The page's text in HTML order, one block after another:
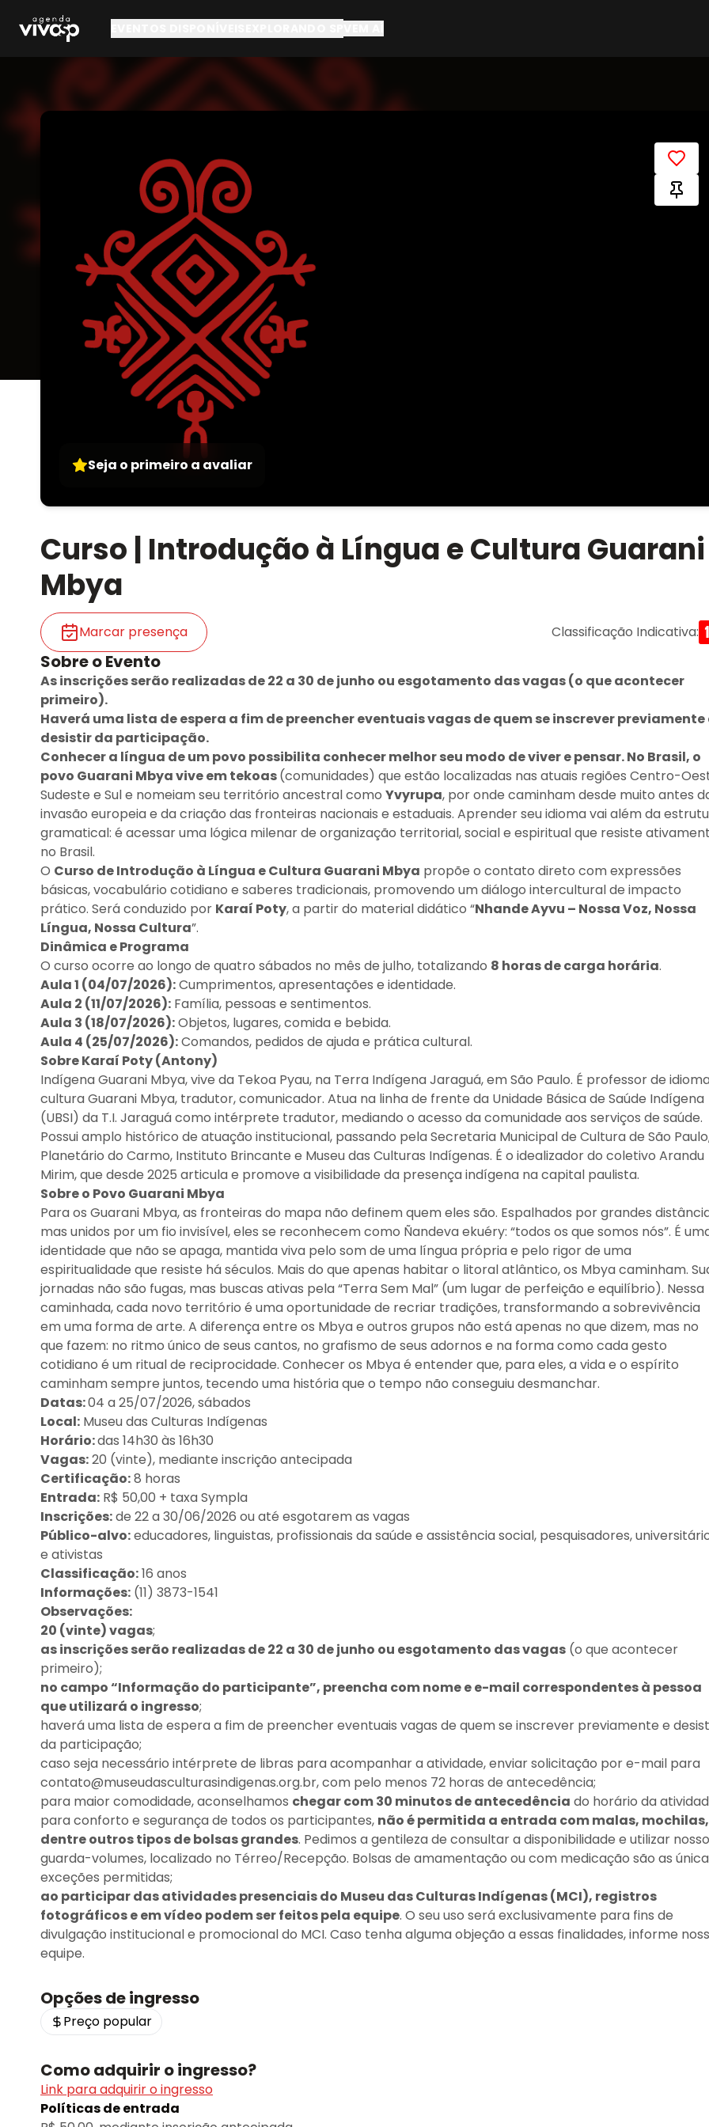
Seja o primeiro a avaliar
Curso | Introdução à Língua e Cultura Guarani
Mbya
Marcar presença Classificação Indicativa:
Sobre o Evento
As inscrições serão realizadas de 22 a 30 de junho ou esgotamento das vagas (o que acontecer
primeiro).
Haverá uma lista de espera a fim de preencher eventuais vagas de quem se inscrever previamente
desistir da participação.
Conhecer a língua de um povo possibilita conhecer melhor seu modo de viver e pensar. No Brasil, o
povo Guarani Mbya vive em tekoas(comunidades) que estão localizadas nas atuais regiões Centro-
Sudeste e Sul e nomeiam seu território ancestral como Yvyrupa, por onde caminham desde muito antes
invasão europeia e da criação das fronteiras nacionais e estaduais. Aprender seu idioma vai além da
gramatical: é acessar uma lógica milenar de organização territorial, social e espiritual que resiste
no Brasil.
O Curso de Introdução à Língua e Cultura Guarani Mbya propõe o contato direto com expressões
básicas, vocabulário cotidiano e saberes tradicionais, promovendo um diálogo intercultural de impacto
prático. Será conduzido por Karaí Poty, a partir do material didático “Nhande Ayvu – Nossa Voz, Nossa
Língua, Nossa Cultura”.
Dinâmica e Programa
O curso ocorre ao longo de quatro sábados no mês de julho, totalizando 8 horas de carga horária.
Aula 1 (04/07/2026):Cumprimentos, apresentações e identidade.
Aula 2 (11/07/2026): Família, pessoas e sentimentos.
Aula 3 (18/07/2026):Objetos, lugares, comida e bebida.
Aula 4 (25/07/2026):Comandos, pedidos de ajuda e prática cultural.
Sobre Karaí Poty (Antony)
Indígena Guarani Mbya, vive da Tekoa Pyau, na Terra Indígena Jaraguá, em São Paulo. É professor de
cultura Guarani Mbya, tradutor, comunicador. Atua na linha de frente da Unidade Básica de Saúde Indígena
(UBSI) da T.I. Jaraguá como intérprete tradutor, mediando o acesso da comunidade aos serviços de saúde.
Possui amplo histórico de atuação institucional, passando pela Secretaria Municipal de Cultura de São
Planetário do Carmo, Instituto Brincante e Museu das Culturas Indígenas. É o idealizador do coletivo Arandu
Mirim, que desde 2025 articula e promove a visibilidade da presença indígena na capital paulista.
Sobre o Povo Guarani Mbya
Para os Guarani Mbya, as fronteiras do mapa não definem quem eles são. Espalhados por grandes
mas unidos por um fio invisível, eles se reconhecem como Ñandeva ekuéry: “todos os que somos nós”. É
identidade que não se apaga, mantida viva pelo som de uma língua própria e pelo rigor de uma
espiritualidade que resiste há séculos. Mais do que apenas habitar o litoral atlântico, os Mbya caminham.
jornadas não são fugas, mas buscas ativas pela “Terra Sem Mal” (um lugar de perfeição e equilíbrio). Nessa
caminhada, cada novo território é uma oportunidade de recriar tradições, transformando a sobrevivência
em uma forma de arte. A diferença entre os Mbya e outros grupos não está apenas no que dizem, mas no
que fazem: no ritmo único de seus cantos, no grafismo de seus adornos e na forma como cada gesto
cotidiano é um ritual de reciprocidade. Conhecer os Mbya é entender que, para eles, a vida e o espírito
caminham sempre juntos, tecendo uma história que o tempo não conseguiu desmanchar.
Datas:04 a 25/07/2026, sábados
Local: Museu das Culturas Indígenas
Horário:das 14h30 às 16h30
Vagas:20 (vinte), mediante inscrição antecipada
Certificação:8 horas
Entrada: R$ 50,00 + taxa Sympla
Inscrições:de 22 a 30/06/2026 ou até esgotarem as vagas
Público-alvo:educadores, linguistas, profissionais da saúde e assistência social, pesquisadores,
e ativistas
Classificação:16 anos
Informações: (11) 3873-1541
Observações:
20 (vinte) vagas;
as inscrições serão realizadas de 22 a 30 de junho ou esgotamento das vagas (o que acontecer
primeiro);
no campo “Informação do participante”, preencha com nome e e-mail correspondentes à pessoa
que utilizará o ingresso;
haverá uma lista de espera a fim de preencher eventuais vagas de quem se inscrever previamente e
da participação;
caso seja necessário intérprete de libras para acompanhar a atividade, enviar solicitação por e-mail para
contato@museudasculturasindigenas.org.br, com pelo menos 72 horas de antecedência;
para maior comodidade, aconselhamos chegar com 30 minutos de antecedência do horário da
para conforto e segurança de todos os participantes, não é permitida a entrada com malas, mochilas,
dentre outros tipos de bolsas grandes. Pedimos a gentileza de consultar a disponibilidade e utilizar nosso
guarda-volumes, localizado no Térreo/Recepção. Bolsas de amamentação ou com medicação são as
exceções permitidas;
ao participar das atividades presenciais do Museu das Culturas Indígenas (MCI), registros
fotográficos e em vídeo podem ser feitos pela equipe. O seu uso será exclusivamente para fins de
divulgação institucional e promocional do MCI. Caso tenha alguma objeção a essas finalidades, informe
equipe.
Opções de ingresso
Preço popular
Como adquirir o ingresso?
Link para adquirir o ingresso
Políticas de entrada